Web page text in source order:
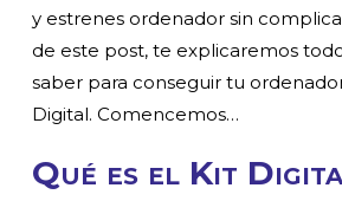
y estrenes ordenador sin
de este post, te explicaremos
saber para conseguir tu
Digital. Comencemos…
Qué es el Kit